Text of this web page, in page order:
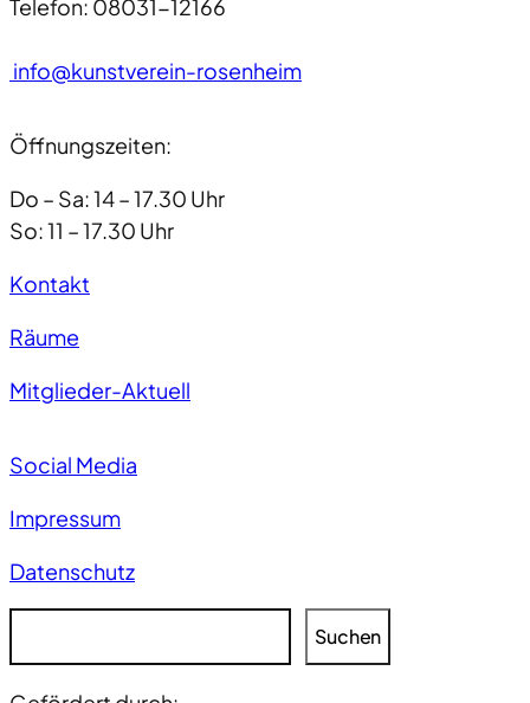
Telefon: 08031-12166
info@kunstverein-rosenheim
Öffnungszeiten:
Do – Sa: 14 – 17.30 Uhr
So: 11 – 17.30 Uhr
Kontakt
Räume
Mitglieder-Aktuell
Social Media
Impressum
Datenschutz
Suchen